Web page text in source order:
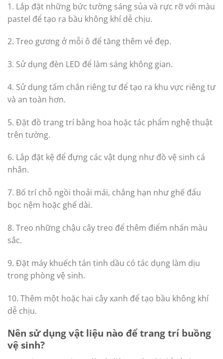
1. Lắp đặt những bức tường sáng sủa và rực rỡ với màu
pastel để tạo ra bầu không khí dễ chịu.
2. Treo gương ở mỗi ô để tăng thêm vẻ đẹp.
3. Sử dụng đèn LED để làm sáng không gian.
4. Sử dụng tấm chắn riêng tư để tạo ra khu vực riêng tư
và an toàn hơn.
5. Đặt đồ trang trí bằng hoa hoặc tác phẩm nghệ thuật
trên tường.
6. Lắp đặt kệ để đựng các vật dụng như đồ vệ sinh cá
nhân.
7. Bố trí chỗ ngồi thoải mái, chẳng hạn như ghế đẩu
bọc nệm hoặc ghế dài.
8. Treo những chậu cây treo để thêm điểm nhấn màu
sắc.
9. Đặt máy khuếch tán tinh dầu có tác dụng làm dịu
trong phòng vệ sinh.
10. Thêm một hoặc hai cây xanh để tạo bầu không khí
dễ chịu.
Nên sử dụng vật liệu nào để trang trí buồng
vệ sinh?